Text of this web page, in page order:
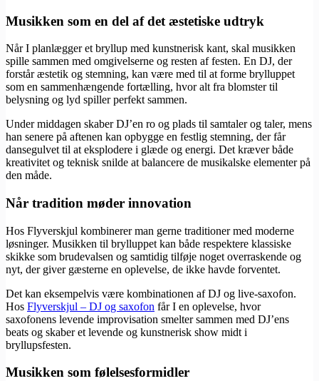
Musikken som en del af det æstetiske udtryk
Når I planlægger et bryllup med kunstnerisk kant, skal musikken
spille sammen med omgivelserne og resten af festen. En DJ, der
forstår æstetik og stemning, kan være med til at forme brylluppet
som en sammenhængende fortælling, hvor alt fra blomster til
belysning og lyd spiller perfekt sammen.
Under middagen skaber DJ’en ro og plads til samtaler og taler, mens
han senere på aftenen kan opbygge en festlig stemning, der får
dansegulvet til at eksplodere i glæde og energi. Det kræver både
kreativitet og teknisk snilde at balancere de musikalske elementer på
den måde.
Når tradition møder innovation
Hos Flyverskjul kombinerer man gerne traditioner med moderne
løsninger. Musikken til brylluppet kan både respektere klassiske
skikke som brudevalsen og samtidig tilføje noget overraskende og
nyt, der giver gæsterne en oplevelse, de ikke havde forventet.
Det kan eksempelvis være kombinationen af DJ og live-saxofon.
Hos ​Flyverskjul – DJ og saxofon får I en oplevelse, hvor
saxofonens levende improvisation smelter sammen med DJ’ens
beats og skaber et levende og kunstnerisk show midt i
bryllupsfesten.
Musikken som følelsesformidler